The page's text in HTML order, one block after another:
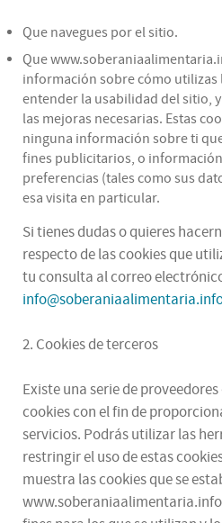
Que navegues por el sitio.
Que
información sobre cómo utilizas
entender la usabilidad del sitio,
las mejoras necesarias. Estas
ninguna información sobre ti
fines publicitarios, o
preferencias (tales como sus
esa visita en particular.
Si tienes dudas o quieres
respecto de las cookies que
tu consulta al correo
2. Cookies de terceros
Existe una serie de
cookies con el fin de
servicios. Podrás utilizar las
restringir el uso de estas
muestra las cookies que se